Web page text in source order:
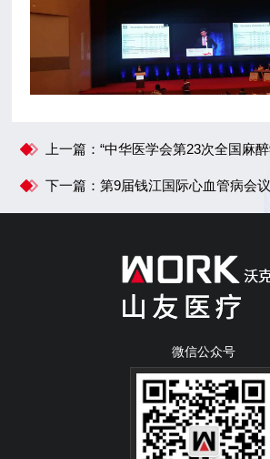
上一篇：“中华医学会第23次全国麻醉学术年会”定于2015年9月10-13在陕西西安召
下一篇：第9届钱江国际心血管病会议将于2015 年9月3日至6日在杭州举行
微信公众号